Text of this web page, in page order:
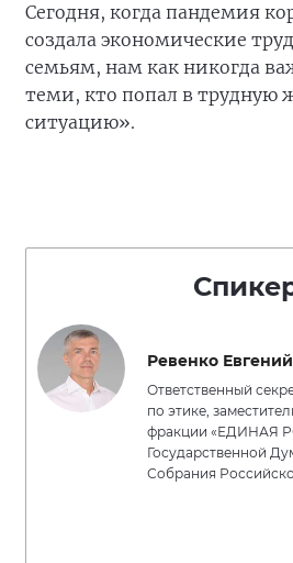
Сегодня, когда пандемия
создала экономические
семьям, нам как никогда
теми, кто попал в трудную
ситуацию».
Ревенко
Ответственный
по этике,
фракции «ЕДИНАЯ
Государственной
Собрания